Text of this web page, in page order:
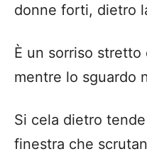
donne forti, dietro
È un sorriso
mentre lo sguardo
Si cela dietro
finestra che